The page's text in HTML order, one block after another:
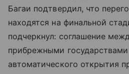
Багаи подтвердил, что
находятся на финальной
подчеркнул: соглашение
прибрежными государствами
автоматического открытия